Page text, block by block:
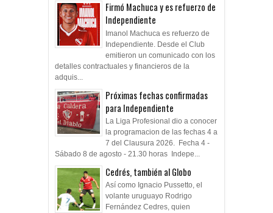
Firmó Machuca y es refuerzo de
Independiente
Imanol Machuca es refuerzo de
Independiente. Desde el Club
emitieron un comunicado con los
detalles contractuales y financieros de la
adquis...
Próximas fechas confirmadas
para Independiente
La Liga Profesional dio a conocer
la programacion de las fechas 4 a
7 del Clausura 2026. Fecha 4 -
Sábado 8 de agosto - 21.30 horas Indepe...
Cedrés, también al Globo
Así como Ignacio Pussetto, el
volante uruguayo Rodrigo
Fernández Cedres, quien